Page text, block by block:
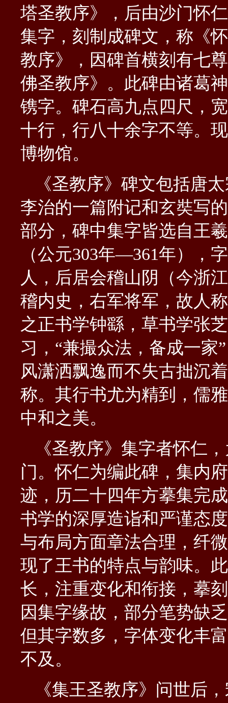
塔圣教序》，后由沙门怀
集字，刻制成碑文，称《
教序》，因碑首横刻有七
佛圣教序》。此碑由诸葛
镌字。碑石高九点四尺，
十行，行八十余字不等。
博物馆。
《圣教序》碑文包括唐
李治的一篇附记和玄奘写
部分，碑中集字皆选自王
（公元303年—361年），
人，后居会稽山阴（今浙
稽内史，右军将军，故人称
之正书学钟繇，草书学张
习，“兼撮众法，备成一家
风潇洒飘逸而不失古拙沉
称。其行书尤为精到，儒
中和之美。
《圣教序》集字者怀仁
门。怀仁为编此碑，集内
迹，历二十四年方摹集完
书学的深厚造诣和严谨态
与布局方面章法合理，纤
现了王书的特点与韵味。
长，注重变化和衔接，摹
因集字缘故，部分笔势缺
但其字数多，字体变化丰
不及。
《集王圣教序》问世后